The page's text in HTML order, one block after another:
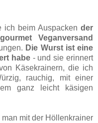
beim Auspacken der
Veganversand
Die Wurst ist eine
habe- und sie erinnert
Käsekrainern, die ich
rauchig, mit einer
ganz leicht käsigen
mit der Höllenkrainer